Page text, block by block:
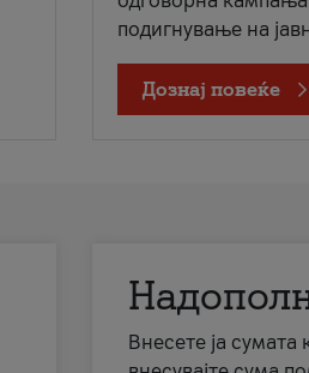
подигнување на
Дознај повеќе
Внесете ја